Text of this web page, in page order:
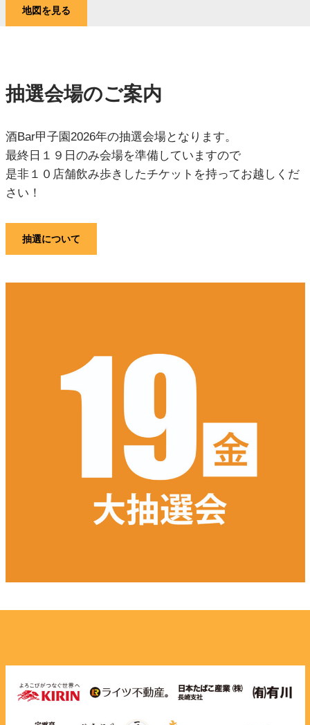
地図を見る
抽選会場のご案内
酒Bar甲子園2026年の抽選会場となります。
最終日１９日のみ会場を準備していますので
是非１０店舗飲み歩きしたチケットを持ってお越しくだ
さい！
抽選について